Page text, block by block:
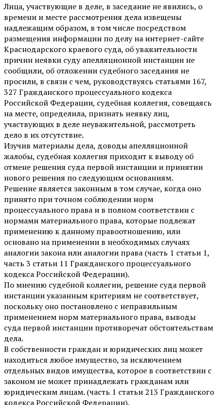
Лица, участвующие в деле, в заседание не явились, о
времени и месте рассмотрения дела извещены
надлежащим образом, в том числе посредством
размещения информации по делу на интернет-сайте
Краснодарского краевого суда, об уважительности
причин неявки суду апелляционной инстанции не
сообщили, об отложении судебного заседания не
просили, в связи с чем, руководствуясь статьями 167,
327 Гражданского процессуального кодекса
Российской Федерации, судебная коллегия, совещаясь
на месте, определила, признать неявку лиц,
участвующих в деле неуважительной, рассмотреть
дело в их отсутствие.
Изучив материалы дела, доводы апелляционной
жалобы, судебная коллегия приходит к выводу об
отмене решения суда первой инстанции и принятии
нового решения по следующим основаниям.
Решение является законным в том случае, когда оно
принято при точном соблюдении норм
процессуального права и в полном соответствии с
нормами материального права, которые подлежат
применению к данному правоотношению, или
основано на применении в необходимых случаях
аналогии закона или аналогии права (часть 1 статьи 1,
часть 3 статьи 11 Гражданского процессуального
кодекса Российской Федерации).
По мнению судебной коллегии, решение суда первой
инстанции указанным критериям не соответствует,
поскольку оно постановлено с неправильным
применением норм материального права, выводы
суда первой инстанции противоречат обстоятельствам
дела.
В собственности граждан и юридических лиц может
находиться любое имущество, за исключением
отдельных видов имущества, которое в соответствии с
законом не может принадлежать гражданам или
юридическим лицам. (часть 1 статьи 213 Гражданского
кодекса Российской Федерации).